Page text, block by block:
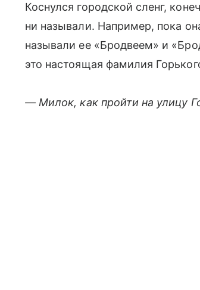
Коснулся городской сленг,
ни называли. Например, пока
называли ее «Бродвеем» и
это настоящая фамилия
— Милок, как пройти на улицу